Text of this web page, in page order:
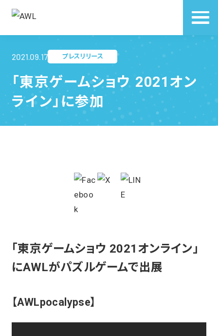
2021.09.17 プレスリリース
「東京ゲームショウ 2021オン
ライン」に参加
「東京ゲームショウ 2021オンライン」
にAWLがパズルゲームで出展
【AWLpocalypse】